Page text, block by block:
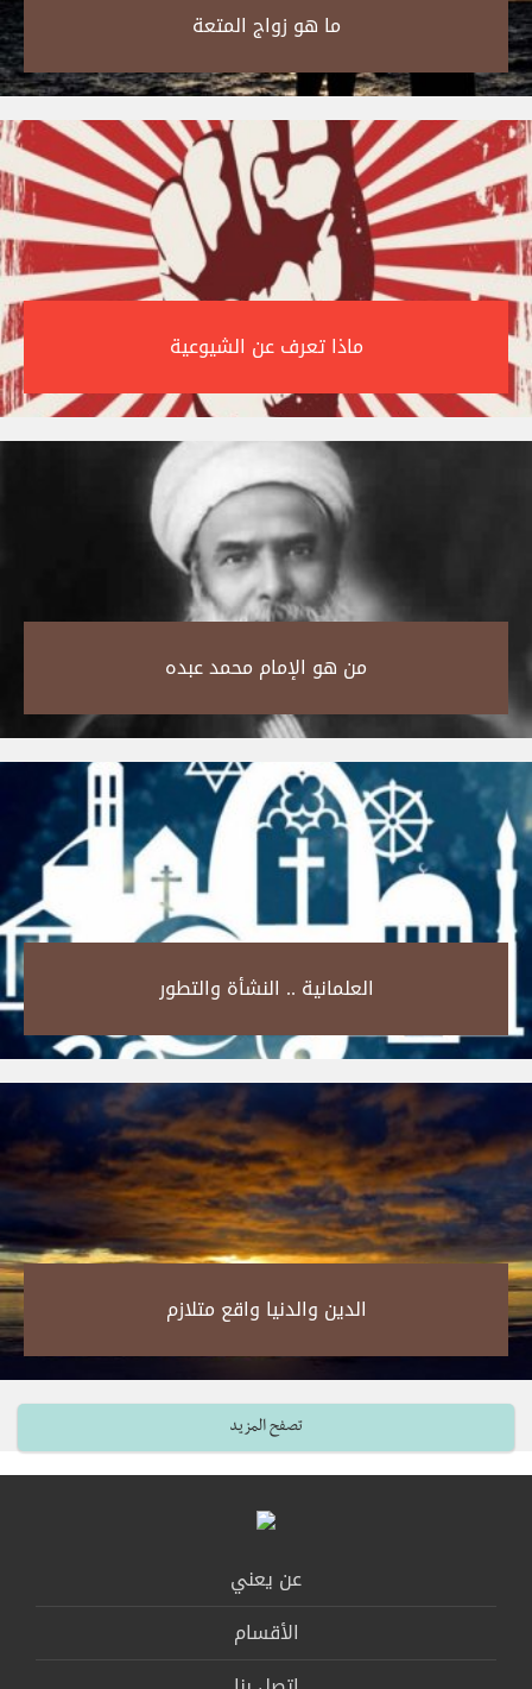
ما هو زواج المتعة‎
ماذا تعرف عن الشيوعية‎
من هو الإمام محمد عبده‎
العلمانية .. النشأة والتطور‎
الدين والدنيا واقع متلازم‎
تصفح المزيد
عن يعني
الأقسام